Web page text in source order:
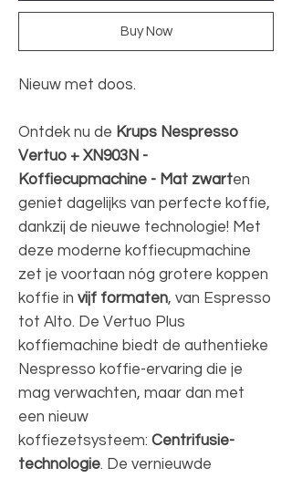
Buy Now
Nieuw met doos.
Ontdek nu de Krups Nespresso
Vertuo + XN903N -
Koffiecupmachine - Mat zwarten
geniet dagelijks van perfecte koffie,
dankzij de nieuwe technologie! Met
deze moderne koffiecupmachine
zet je voortaan nóg grotere koppen
koffie in vijf formaten, van Espresso
tot Alto. De Vertuo Plus
koffiemachine biedt de authentieke
Nespresso koffie-ervaring die je
mag verwachten, maar dan met
een nieuw
koffiezetsysteem: Centrifusie-
technologie. De vernieuwde